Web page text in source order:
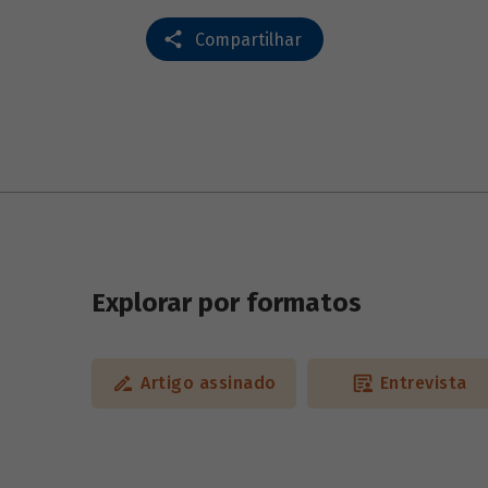
Compartilhar
Explorar por formatos
Artigo assinado Entrevista